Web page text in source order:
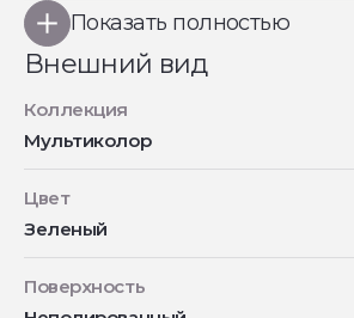
Показать полностью
Внешний вид
Коллекция
Мультиколор
Цвет
Зеленый
Поверхность